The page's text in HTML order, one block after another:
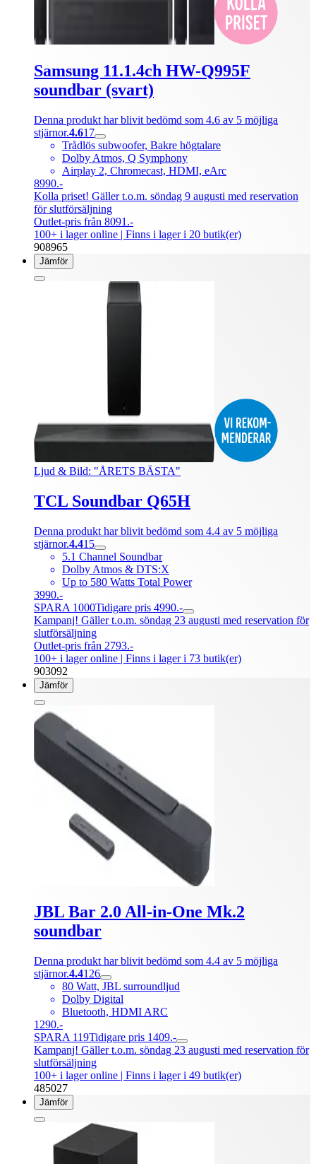
Samsung 11.1.4ch HW-Q995F
soundbar (svart)
Denna produkt har blivit bedömd som 4.6 av 5 möjliga
stjärnor.4.617
Trådlös subwoofer, Bakre högtalare
Dolby Atmos, Q Symphony
Airplay 2, Chromecast, HDMI, eArc
8990.-
Kolla priset! Gäller t.o.m. söndag 9 augusti med reservation
för slutförsäljning
Outlet-pris från 8091.-
100+ i lager online | Finns i lager i 20 butik(er)
908965
Jämför
Ljud & Bild: "ÅRETS BÄSTA"
TCL Soundbar Q65H
Denna produkt har blivit bedömd som 4.4 av 5 möjliga
stjärnor.4.415
5.1 Channel Soundbar
Dolby Atmos & DTS:X
Up to 580 Watts Total Power
3990.-
SPARA 1000Tidigare pris 4990.-
Kampanj! Gäller t.o.m. söndag 23 augusti med reservation för
slutförsäljning
Outlet-pris från 2793.-
100+ i lager online | Finns i lager i 73 butik(er)
903092
Jämför
JBL Bar 2.0 All-in-One Mk.2
soundbar
Denna produkt har blivit bedömd som 4.4 av 5 möjliga
stjärnor.4.4126
80 Watt, JBL surroundljud
Dolby Digital
Bluetooth, HDMI ARC
1290.-
SPARA 119Tidigare pris 1409.-
Kampanj! Gäller t.o.m. söndag 23 augusti med reservation för
slutförsäljning
100+ i lager online | Finns i lager i 49 butik(er)
485027
Jämför